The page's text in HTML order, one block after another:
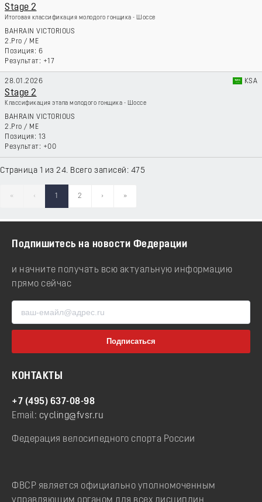
Stage 2
Итоговая классификация молодого гонщика - Шоссе
BAHRAIN VICTORIOUS
2.Pro / ME
6
+17
28.01.2026 KSA
Stage 2
Классификация этапа молодого гонщика - Шоссе
BAHRAIN VICTORIOUS
2.Pro / ME
13
+00
Страница 1 из 24. Всего записей: 475
« ‹ 1 2 › »
Подпишитесь на новости Федерации
и начните получать всю актуальную информацию
прямо сейчас
КОНТАКТЫ
+7 (495) 637-08-98
Email: cycling@fvsr.ru
Федерация велосипедного спорта России
ФВСР является официально уполномоченным